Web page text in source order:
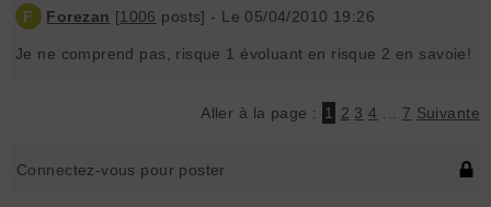
F Forezan [1006 posts] - Le 05/04/2010 19:26
Je ne comprend pas, risque 1 évoluant en risque 2 en savoie!
Aller à la page : 1 2 3 4 7 Suivante
Connectez-vous pour poster